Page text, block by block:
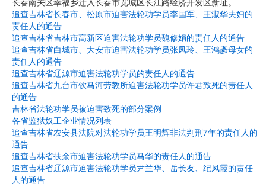
追查吉林省长春市、松原市迫害法轮功学员李国军、王淑华夫妇的
责任人的通告
追查吉林省吉林市高新区迫害法轮功学员魏修娟的责任人的通告
追查吉林省白城市、大安市迫害法轮功学员张凤玲、王鸿彥母女的
责任人的通告
追查吉林省辽源市迫害法轮功学员的责任人的通告
追查吉林省九台市饮马河劳教所迫害法轮功学员许君致死的责任人
的通告
吉林省法轮功学员被迫害致死的部分案例
各省监狱奴工企业情况列表
追查吉林省农安县法院对法轮功学员王明辉非法判刑7年的责任人的
通告
追查吉林省扶余市迫害法轮功学员马华的责任人的通告
追查吉林省辽源市迫害法轮功学员尹兰华、岳长友、纪凤霞的责任
人的通告